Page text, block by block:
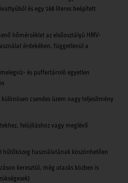
és egy 168 literes beépített
hőmérséklet az elsőosztályú HMV-
érdekében, függetlenül a
és puffertároló egyetlen
csendes üzem nagy teljesítmény
felújításhoz vagy meglévő
hűtőközeg használatának köszönhetően
keresztül, még utazás közben is